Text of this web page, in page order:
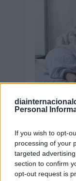
Personal
If you wish to opt-
processing of your
targeted
section to confirm
opt-out request is
Día de la
Severa o
Crónica